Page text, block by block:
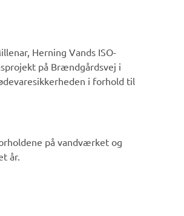
Herning Vands ISO-
på Brændgårdsvej i
i forhold til
på vandværket og
år.